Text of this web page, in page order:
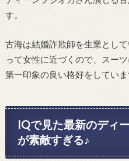
す。
古海は結婚詐欺師を生業とし
って女性に近づくので、スー
第一印象の良い格好をしていま
IQで見た最新のディ
が素敵すぎる♪